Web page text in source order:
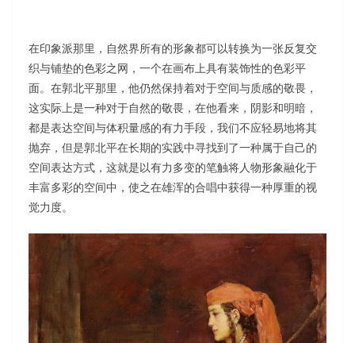
在印象派那里，自然界所有的形象都可以转换为一张反复交
织与铺垫的色彩之网，一个在画布上具有装饰性的色彩平
面。在郭北平那里，他仍然保持着对于空间与质感的敬畏，
这实际上是一种对于自然的敬畏，在他看来，阴影和明暗，
都是表达空间与体积量感的有力手段，我们不应轻易地将其
抛弃，但是郭北平在长期的实践中寻找到了一种属于自己的
空间表达方式，这就是以有力多变的笔触将人物形象融化于
丰富多彩的空间中，使之在雄浑的合唱中获得一种厚重的视
觉力度。